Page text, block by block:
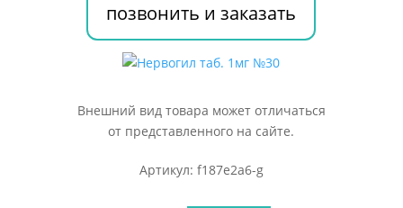
позвонить и заказать
Внешний вид товара может отличаться
от представленного на сайте.
Артикул: f187e2a6-g